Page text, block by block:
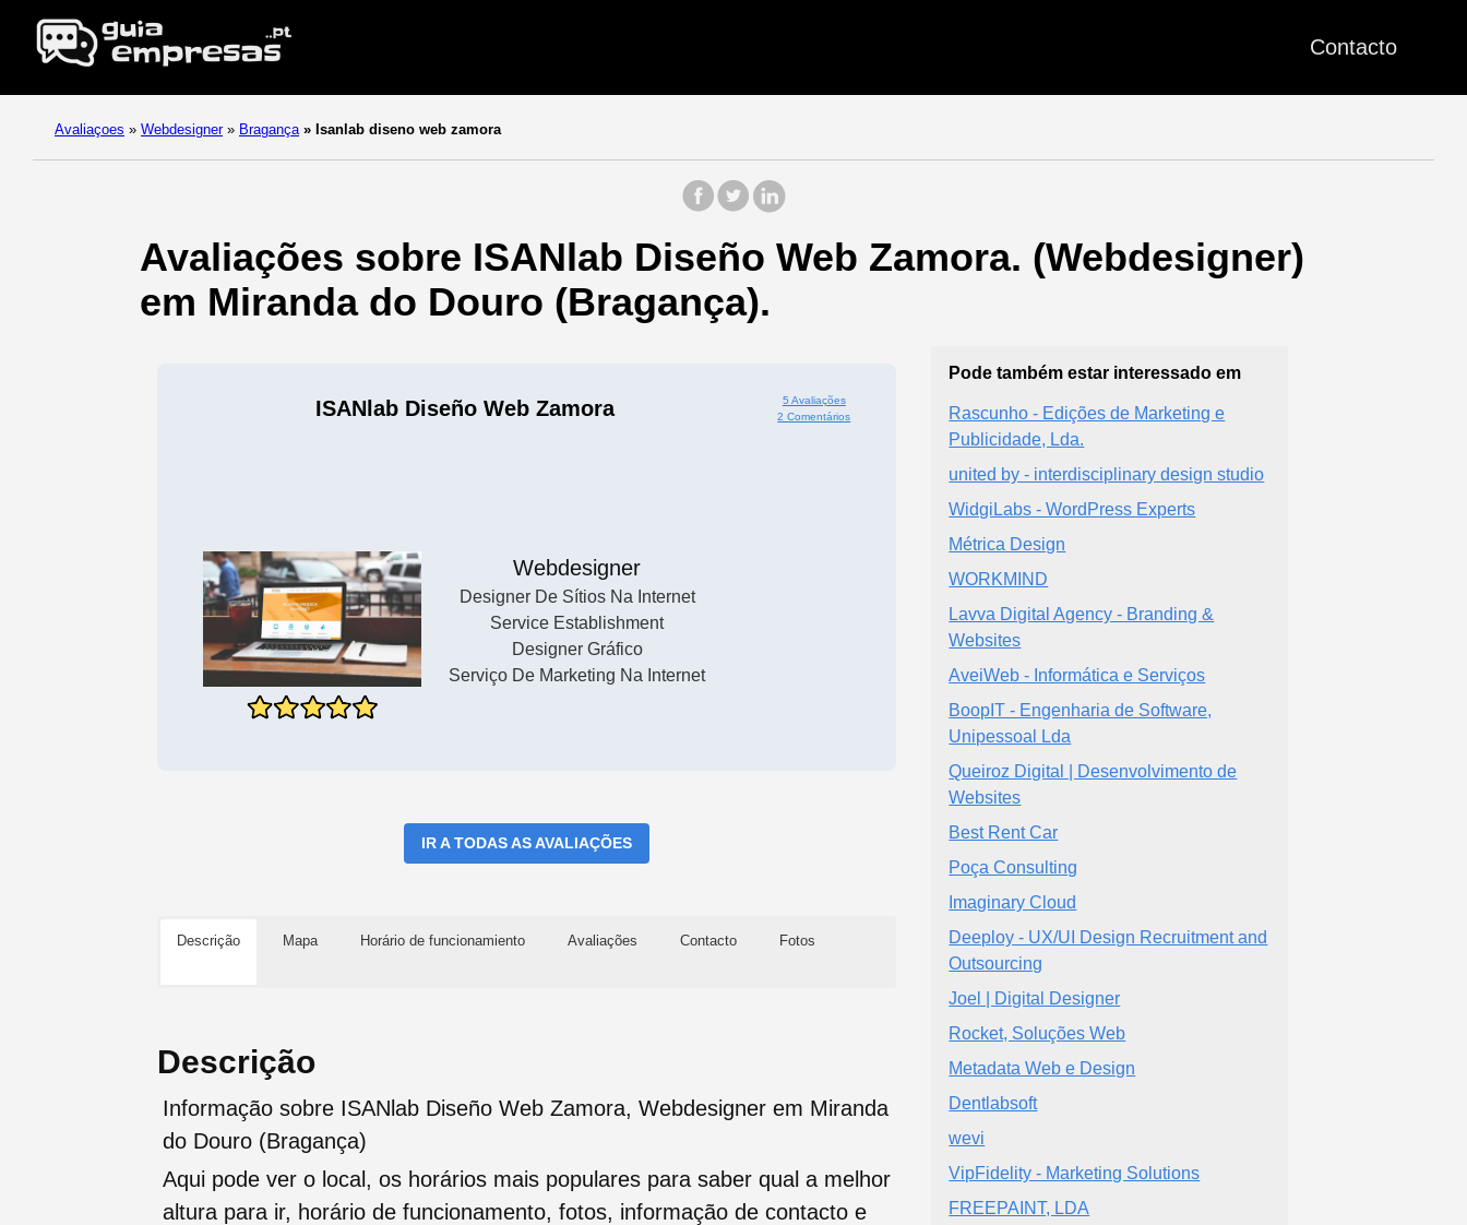
Contacto
Avaliaçoes » Webdesigner » Bragança » Isanlab diseno web zamora
Avaliações sobre ISANlab Diseño Web Zamora. (Webdesigner)
em Miranda do Douro (Bragança).
ISANlab Diseño Web Zamora
5 Avaliações
2 Comentários
Webdesigner
Designer De Sítios Na Internet
Service Establishment
Designer Gráfico
Serviço De Marketing Na Internet
IR A TODAS AS AVALIAÇÕES
Descrição Mapa Horário de funcionamiento Avaliações Contacto Fotos
Descrição
Informação sobre ISANlab Diseño Web Zamora, Webdesigner em Miranda
do Douro (Bragança)
Aqui pode ver o local, os horários mais populares para saber qual a melhor
altura para ir, horário de funcionamento, fotos, informação de contacto e
Pode também estar interessado em
Rascunho - Edições de Marketing e
Publicidade, Lda.
united by - interdisciplinary design studio
WidgiLabs - WordPress Experts
Métrica Design
WORKMIND
Lavva Digital Agency - Branding &
Websites
AveiWeb - Informática e Serviços
BoopIT - Engenharia de Software,
Unipessoal Lda
Queiroz Digital | Desenvolvimento de
Websites
Best Rent Car
Poça Consulting
Imaginary Cloud
Deeploy - UX/UI Design Recruitment and
Outsourcing
Joel | Digital Designer
Rocket, Soluções Web
Metadata Web e Design
Dentlabsoft
wevi
VipFidelity - Marketing Solutions
FREEPAINT, LDA